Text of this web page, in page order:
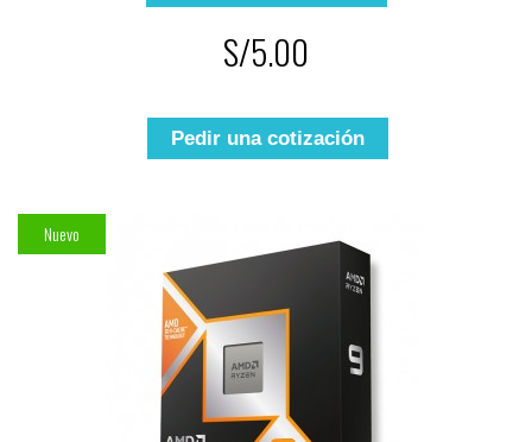
S/5.00
Pedir una cotización
Nuevo